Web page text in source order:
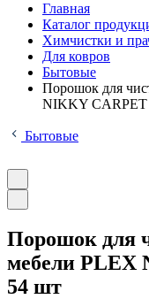
Главная
Каталог
Химчистки и
Для ковров
Бытовые
Порошок для
NIKKY CARPET
Бытовые
Порошок для
мебели PLEX
54 шт